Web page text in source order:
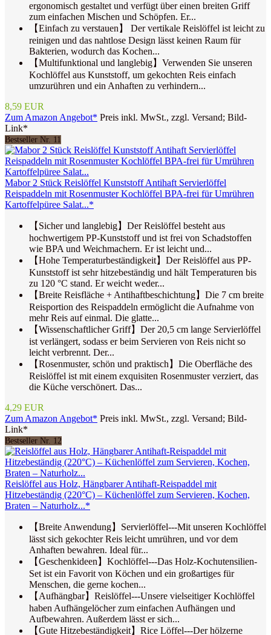
ergonomisch gestaltet und verfügt über einen breiten Griff
zum einfachen Mischen und Schöpfen. Er...
【Einfach zu verstauen】 Der vertikale Reislöffel ist leicht zu
reinigen und das nahtlose Design lässt keinen Raum für
Bakterien, wodurch das Kochen...
【Multifunktional und langlebig】Verwenden Sie unseren
Kochlöffel aus Kunststoff, um gekochten Reis einfach
umzurühren und ein Anhaften zu verhindern...
8,59 EUR
Zum Amazon Angebot* Preis inkl. MwSt., zzgl. Versand; Bild-
Link*
Bestseller Nr. 11
Mabor 2 Stück Reislöffel Kunststoff Antihaft Servierlöffel
Reispaddeln mit Rosenmuster Kochlöffel BPA-frei für Umrühren
Kartoffelpüree Salat...*
【Sicher und langlebig】Der Reislöffel besteht aus
hochwertigem PP-Kunststoff und ist frei von Schadstoffen
wie BPA und Weichmachern. Er ist leicht und...
【Hohe Temperaturbeständigkeit】Der Reislöffel aus PP-
Kunststoff ist sehr hitzebeständig und hält Temperaturen bis
zu 120 °C stand. Er weicht weder...
【Breite Reisfläche + Antihaftbeschichtung】Die 7 cm breite
Reisportion des Reispaddeln ermöglicht die Aufnahme von
mehr Reis auf einmal. Die glatte...
【Wissenschaftlicher Griff】Der 20,5 cm lange Servierlöffel
ist verlängert, sodass er beim Servieren von Reis nicht so
leicht verbrennt. Der...
【Rosenmuster, schön und praktisch】Die Oberfläche des
Reislöffel ist mit einem exquisiten Rosenmuster verziert, das
die Küche verschönert. Das...
4,29 EUR
Zum Amazon Angebot* Preis inkl. MwSt., zzgl. Versand; Bild-
Link*
Bestseller Nr. 12
Reislöffel aus Holz, Hängbarer Antihaft-Reispaddel mit
Hitzebeständig (220°C) – Küchenlöffel zum Servieren, Kochen,
Braten – Naturholz...*
【Breite Anwendung】Servierlöffel---Mit unseren Kochlöffel
lässt sich gekochter Reis leicht umrühren, und vor dem
Anhaften bewahren. Ideal für...
【Geschenkideen】Kochlöffel---Das Holz-Kochutensilien-
Set ist ein Favorit von Köchen und ein großartiges für
Menschen, die gerne kochen...
【Aufhängbar】Reislöffel---Unsere vielseitiger Kochlöffel
haben Aufhängelöcher zum einfachen Aufhängen und
Aufbewahren. Außerdem lässt er sich...
【Gute Hitzebeständigkeit】Rice Löffel---Der hölzerne